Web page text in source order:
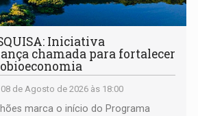
Iniciativa
chamada para fortalecer
08 de Agosto de 2026 às 18:00
marca o início do Programa